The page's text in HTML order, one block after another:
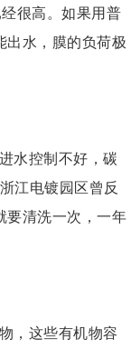
很高。如果用普
出水，膜的负荷极
水控制不好，碳
江电镀园区曾反
要清洗一次，一年
，这些有机物容